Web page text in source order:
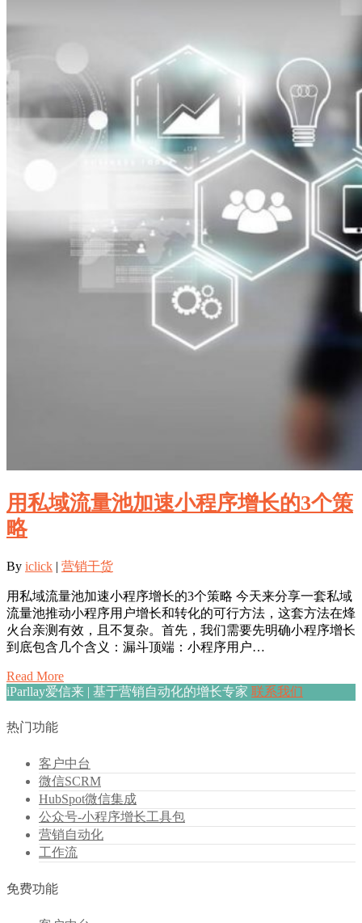
用私域流量池加速小程序增长的3个策
略
By iclick | 营销干货
用私域流量池加速小程序增长的3个策略 今天来分享一套私域
流量池推动小程序用户增长和转化的可行方法，这套方法在烽
火台亲测有效，且不复杂。首先，我们需要先明确小程序增长
到底包含几个含义：漏斗顶端：小程序用户…
Read More
iParllay爱信来 | 基于营销自动化的增长专家 联系我们
热门功能
客户中台
微信SCRM
HubSpot微信集成
公众号-小程序增长工具包
营销自动化
工作流
免费功能